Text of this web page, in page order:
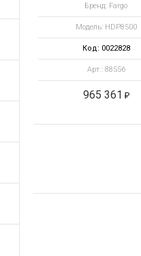
Бренд: Fargo
Модель: HDP8500
Код: 0022828
Арт.: 88556
965 361